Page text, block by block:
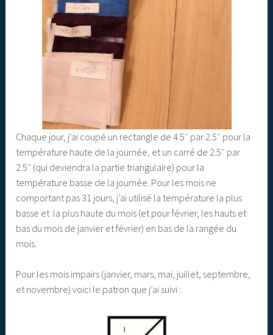
Chaque jour, j’ai coupé un rectangle de 4.5″ par 2.5″ pour la
température haute de la journée, et un carré de 2.5″ par
2.5″ (qui deviendra la partie triangulaire) pour la
température basse de la journée. Pour les mois ne
comportant pas 31 jours, j’ai utilisé la température la plus
basse et la plus haute du mois (et pour février, les hauts et
bas du mois de janvier et février) en bas de la rangée du
mois.
Pour les mois impairs (janvier, mars, mai, juillet, septembre,
et novembre) voici le patron que j’ai suivi :